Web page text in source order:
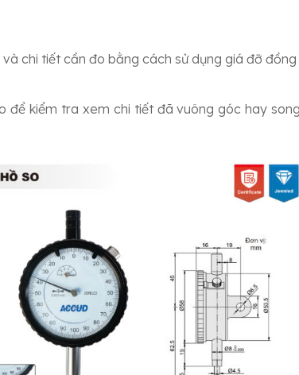
chi tiết cần đo bằng cách sử dụng giá đỡ đồng
để kiểm tra xem chi tiết đã vuông góc hay